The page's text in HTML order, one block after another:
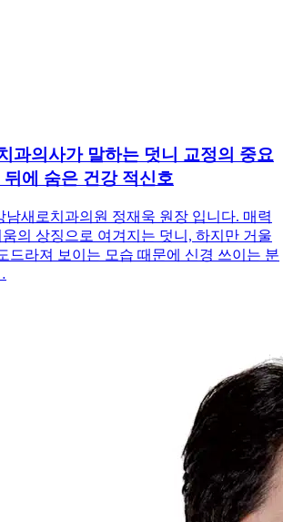
과의사가 말하는 덧니 교정의 중요
에 숨은 건강 적신호
남새로치과의원 정재욱 원장 입니다. 매력
의 상징으로 여겨지는 덧니, 하지만 거울
드라져 보이는 모습 때문에 신경 쓰이는 분